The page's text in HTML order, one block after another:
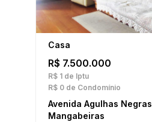
Casa
R$ 7.500.000
R$ 1 de Iptu
R$ 0 de Condomínio
Avenida Agulhas Negras
Mangabeiras